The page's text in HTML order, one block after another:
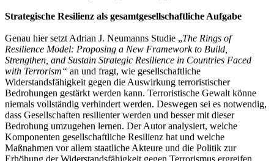
Strategische Resilienz als gesamtgesellschaftliche Aufgabe
Genau hier setzt Adrian J. Neumanns Studie „The Rings of
Resilience Model: Proposing a New Framework to Build,
Strengthen, and Sustain Strategic Resilience in Countries Faced
with Terrorism“ an und fragt, wie gesellschaftliche
Widerstandsfähigkeit gegen die Auswirkung terroristischer
Bedrohungen gestärkt werden kann. Terroristische Gewalt könne
niemals vollständig verhindert werden. Deswegen sei es notwendig,
dass Gesellschaften resilienter werden und besser mit dieser
Bedrohung umzugehen lernen. Der Autor analysiert, welche
Komponenten gesellschaftliche Resilienz hat und welche
Maßnahmen vor allem staatliche Akteure und die Politik zur
Erhöhung der Widerstandsfähigkeit gegen Terrorismus ergreifen